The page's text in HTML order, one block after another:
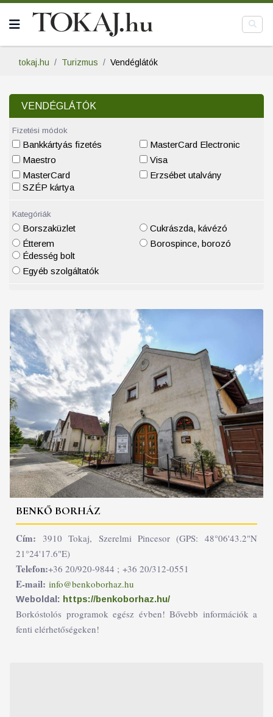
tokaj.hu Turizmus Vendéglátók
VENDÉGLÁTÓK
Fizetési módok
Bankkártyás fizetés
Maestro
MasterCard
MasterCard Electronic
Visa
Erzsébet utalvány
SZÉP kártya
Kategóriák
Borszaküzlet
Étterem
Cukrászda, kávézó
Borospince, borozó
Édesség bolt
Egyéb szolgáltatók
BENKŐ BORHÁZ
Cím: 3910 Tokaj, Szerelmi Pincesor (GPS: 48°06'43.2"N
21°24'17.6"E)
Telefon:+36 20/920-9844 ; +36 20/312-0551
E-mail: info@benkoborhaz.hu
Weboldal: https://benkoborhaz.hu/
Borkóstolós programok egész évben! Bővebb információk a
fenti elérhetőségeken!